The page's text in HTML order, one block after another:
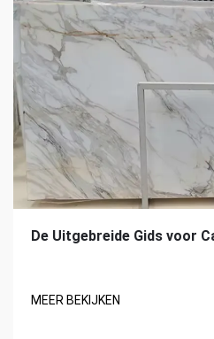
De Uitgebreide Gids voor
MEER BEKIJKEN